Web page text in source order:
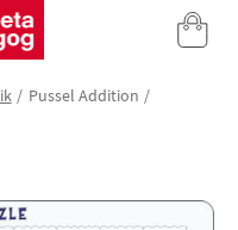
Mina Sidor
Pussel Addition